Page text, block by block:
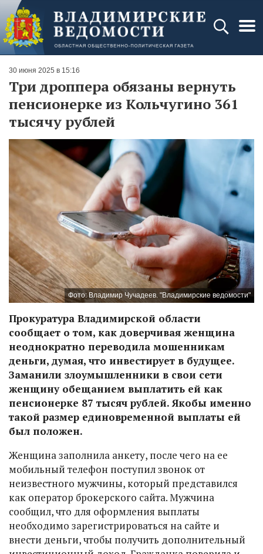
30 июня 2025 в 15:16
Три дроппера обязаны вернуть
пенсионерке из Кольчугино 361
тысячу рублей
Фото: Владимир Чучадеев. "Владимирские ведомости"
Прокуратура Владимирской области
сообщает о том, как доверчивая женщина
неоднократно переводила мошенникам
деньги, думая, что инвестирует в будущее.
Заманили злоумышленники в свои сети
женщину обещанием выплатить ей как
пенсионерке 87 тысяч рублей. Якобы именно
такой размер единовременной выплаты ей
был положен.
Женщина заполнила анкету, после чего на ее
мобильный телефон поступил звонок от
неизвестного мужчины, который представился
как оператор брокерского сайта. Мужчина
сообщил, что для оформления выплаты
необходимо зарегистрироваться на сайте и
внести деньги, чтобы получить дополнительный